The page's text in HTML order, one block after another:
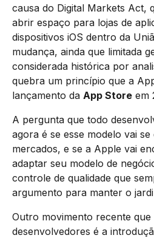
causa do Digital Markets Act,
abrir espaço para lojas de
dispositivos iOS dentro da
mudança, ainda que limitada
considerada histórica por
quebra um princípio que a
lançamento da App Store em
A pergunta que todo
agora é se esse modelo vai
mercados, e se a Apple vai
adaptar seu modelo de
controle de qualidade que
argumento para manter o
Outro movimento recente que
desenvolvedores é a